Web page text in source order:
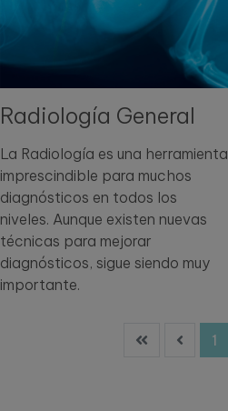
Radiología General
La Radiología es una herramienta
imprescindible para muchos
diagnósticos en todos los
niveles. Aunque existen nuevas
técnicas para mejorar
diagnósticos, sigue siendo muy
importante.
1